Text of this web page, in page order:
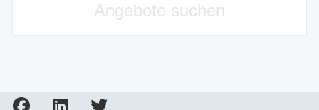
Angebote suchen